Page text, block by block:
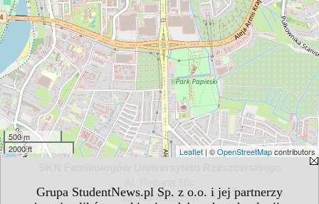
Grupa StudentNews.pl Sp. z o.o. i jej partnerzy
500 m
2000 ft
Leaflet | ©OpenStreetMapcontributors
35-959 Rzeszów